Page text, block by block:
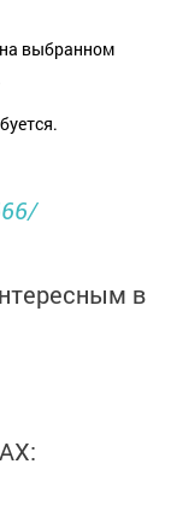
выбранном
в